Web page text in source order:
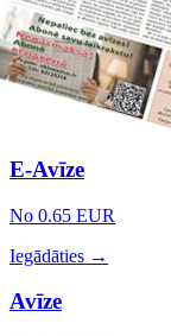
E-Avīze
No 0.65 EUR
Iegādāties →
Avīze